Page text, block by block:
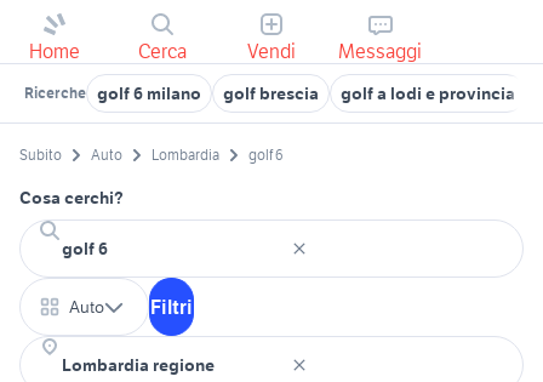
Home Cerca Vendi Messaggi
Ricerche golf 6 milano golf brescia golf a lodi e provincia
Subito Auto Lombardia golf 6
Cosa cerchi?
Auto Filtri